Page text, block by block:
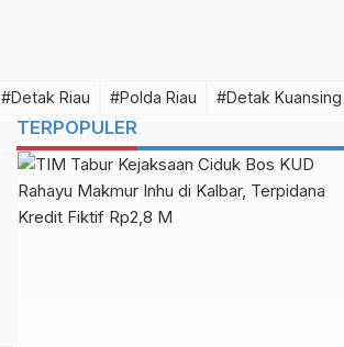
#Detak Riau #Polda Riau #Detak Kuansing
TERPOPULER